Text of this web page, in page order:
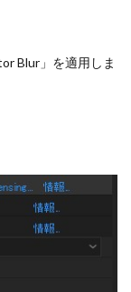
Blur」を適用しま